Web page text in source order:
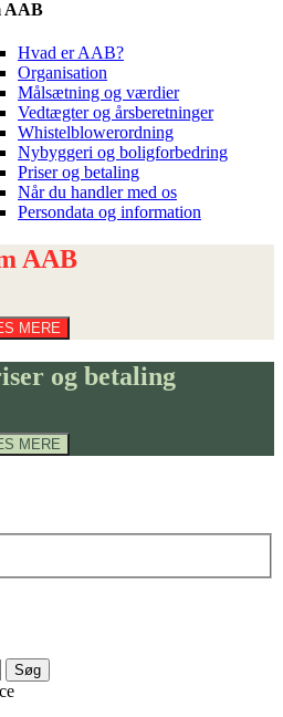
AAB
Hvad er AAB?
Organisation
Målsætning og værdier
Vedtægter og årsberetninger
Whistelblowerordning
Nybyggeri og boligforbedring
Priser og betaling
Når du handler med os
Persondata og information
AAB
MERE
og betaling
MERE